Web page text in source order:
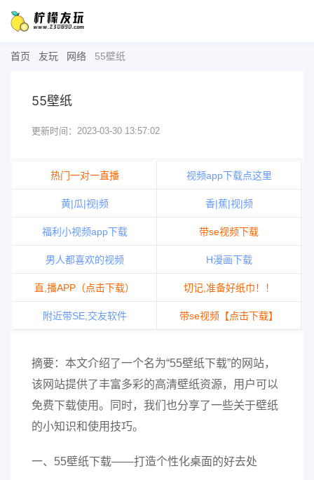
首页 友玩 网络 55壁纸
55壁纸
更新时间：2023-03-30 13:57:02
热门一对一直播 视频app下载点这里
黄|瓜|视|频 香|蕉|视|频
福利小视频app下载 带se视频下载
男人都喜欢的视频 H漫画下载
直,播APP（点击下载） 切记,准备好纸巾！！
附近带SE,交友软件 带se视频【点击下载】
摘要：本文介绍了一个名为“55壁纸下载”的网站，
该网站提供了丰富多彩的高清壁纸资源，用户可以
免费下载使用。同时，我们也分享了一些关于壁纸
的小知识和使用技巧。
一、55壁纸下载——打造个性化桌面的好去处